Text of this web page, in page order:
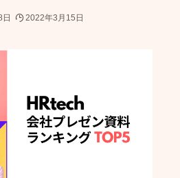
2022年3月15日